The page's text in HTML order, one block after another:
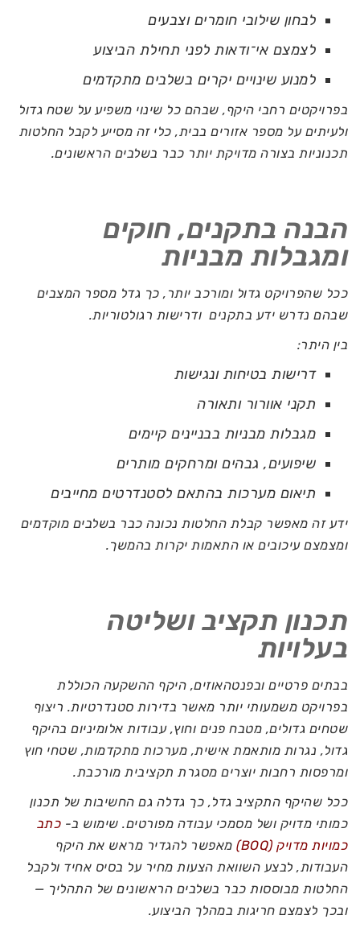
לבחון שילובי חומרים וצבעים
לצמצם אי־ודאות לפני תחילת הביצוע
למנוע שינויים יקרים בשלבים מתקדמים
בפרויקטים רחבי היקף, שבהם כל שינוי משפיע על שטח גדול
ולעיתים על מספר אזורים בבית, כלי זה מסייע לקבל החלטות
תכנוניות בצורה מדויקת יותר כבר בשלבים הראשונים.
הבנה בתקנים, חוקים
ומגבלות מבניות
ככל שהפרויקט גדול ומורכב יותר, כך גדל מספר המצבים
שבהם נדרש ידע בתקנים ודרישות רגולטוריות.
בין היתר:
דרישות בטיחות ונגישות
תקני אוורור ותאורה
מגבלות מבניות בבניינים קיימים
שיפועים, גבהים ומרחקים מותרים
תיאום מערכות בהתאם לסטנדרטים מחייבים
ידע זה מאפשר קבלת החלטות נכונה כבר בשלבים מוקדמים
ומצמצם עיכובים או התאמות יקרות בהמשך.
תכנון תקציב ושליטה
בעלויות
בבתים פרטיים ובפנטהאוזים, היקף ההשקעה הכוללת
בפרויקט משמעותי יותר מאשר בדירות סטנדרטיות. ריצוף
שטחים גדולים, מטבח פנים וחוץ, עבודות אלומיניום בהיקף
גדול, נגרות מותאמת אישית, מערכות מתקדמות, שטחי חוץ
ומרפסות רחבות יוצרים מסגרת תקציבית מורכבת.
ככל שהיקף התקציב גדל, כך גדלה גם החשיבות של תכנון
כמותי מדויק ושל מסמכי עבודה מפורטים. שימוש ב- כתב
כמויות מדויק (BOQ)
מאפשר להגדיר מראש את היקף
העבודות, לבצע השוואת הצעות מחיר על בסיס אחיד ולקבל
החלטות מבוססות כבר בשלבים הראשונים של התהליך —
ובכך לצמצם חריגות במהלך הביצוע.